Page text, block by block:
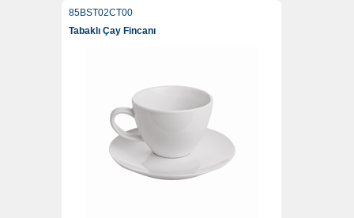
85BST02CT00
Tabaklı Çay Fincanı